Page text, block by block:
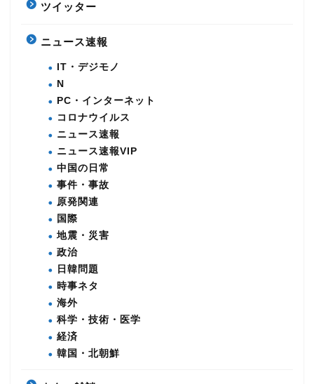
ツイッター
ニュース速報
IT・デジモノ
N
PC・インターネット
コロナウイルス
ニュース速報
ニュース速報VIP
中国の日常
事件・事故
原発関連
国際
地震・災害
政治
日韓問題
時事ネタ
海外
科学・技術・医学
経済
韓国・北朝鮮